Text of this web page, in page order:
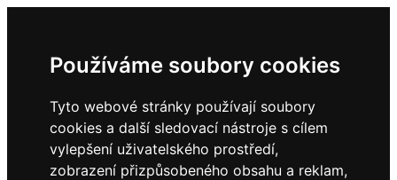
Používáme soubory cookies
Tyto webové stránky používají soubory
cookies a další sledovací nástroje s cílem
vylepšení uživatelského prostředí,
zobrazení přizpůsobeného obsahu a reklam,